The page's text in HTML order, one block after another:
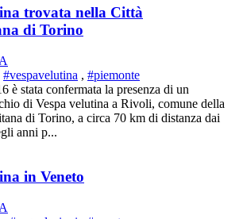
trovata nella Città
di Torino
#vespavelutina , #piemonte
è stata confermata la presenza di un
di Vespa velutina a Rivoli, comune della
di Torino, a circa 70 km di distanza dai
anni p...
in Veneto